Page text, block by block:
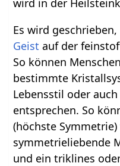
wird in der
Es wird
Geist auf der
So können
bestimmte
Lebensstil oder
entsprechen. So
(höchste
symmetrieliebende
und ein triklines